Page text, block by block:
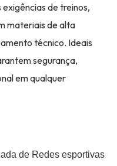
de treinos,
materiais de alta
técnico. Ideais
segurança,
em qualquer
de Redes esportivas